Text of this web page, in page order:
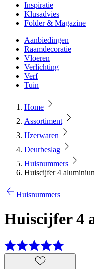
Inspiratie
Klusadvies
Folder & Magazine
Aanbiedingen
Raamdecoratie
Vloeren
Verlichting
Verf
Tuin
Home
Assortiment
IJzerwaren
Deurbeslag
Huisnummers
Huiscijfer 4
Huisnummers
Huiscijfer 4